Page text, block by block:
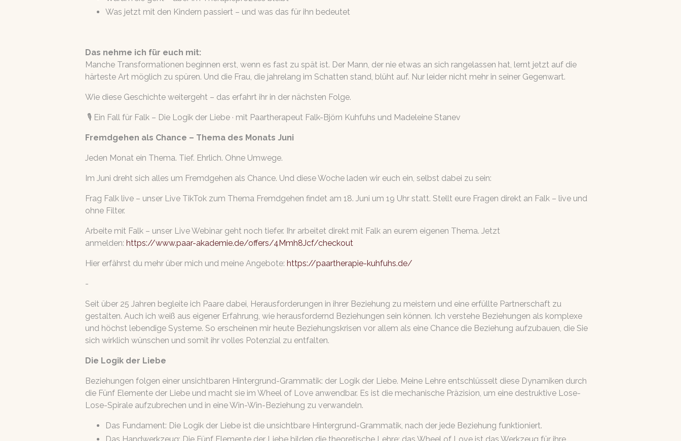
Was jetzt mit den Kindern passiert – und was das für ihn bedeutet
Das nehme ich für euch mit:
Manche Transformationen beginnen erst, wenn es fast zu spät ist. Der Mann, der nie etwas an sich rangelassen hat, lernt jetzt auf die
härteste Art möglich zu spüren. Und die Frau, die jahrelang im Schatten stand, blüht auf. Nur leider nicht mehr in seiner Gegenwart.
Wie diese Geschichte weitergeht – das erfahrt ihr in der nächsten Folge.
🎙️ Ein Fall für Falk – Die Logik der Liebe · mit Paartherapeut Falk-Björn Kuhfuhs und Madeleine Stanev
Fremdgehen als Chance – Thema des Monats Juni
Jeden Monat ein Thema. Tief. Ehrlich. Ohne Umwege.
Im Juni dreht sich alles um Fremdgehen als Chance. Und diese Woche laden wir euch ein, selbst dabei zu sein:
Frag Falk live – unser Live TikTok zum Thema Fremdgehen findet am 18. Juni um 19 Uhr statt. Stellt eure Fragen direkt an Falk – live und
ohne Filter.
Arbeite mit Falk – unser Live Webinar geht noch tiefer. Ihr arbeitet direkt mit Falk an eurem eigenen Thema. Jetzt
anmelden: https://www.paar-akademie.de/offers/4Mmh8Jcf/checkout
Hier erfährst du mehr über mich und meine Angebote: https://paartherapie-kuhfuhs.de/
-
Seit über 25 Jahren begleite ich Paare dabei, Herausforderungen in ihrer Beziehung zu meistern und eine erfüllte Partnerschaft zu
gestalten. Auch ich weiß aus eigener Erfahrung, wie herausfordernd Beziehungen sein können. Ich verstehe Beziehungen als komplexe
und höchst lebendige Systeme. So erscheinen mir heute Beziehungskrisen vor allem als eine Chance die Beziehung aufzubauen, die Sie
sich wirklich wünschen und somit ihr volles Potenzial zu entfalten.
Die Logik der Liebe
Beziehungen folgen einer unsichtbaren Hintergrund-Grammatik: der Logik der Liebe. Meine Lehre entschlüsselt diese Dynamiken durch
die Fünf Elemente der Liebe und macht sie im Wheel of Love anwendbar. Es ist die mechanische Präzision, um eine destruktive Lose-
Lose-Spirale aufzubrechen und in eine Win-Win-Beziehung zu verwandeln.
Das Fundament: Die Logik der Liebe ist die unsichtbare Hintergrund-Grammatik, nach der jede Beziehung funktioniert.